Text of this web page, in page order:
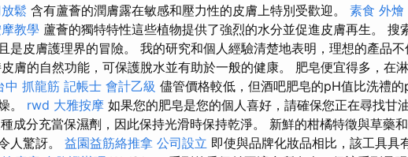
鬆 含有蘆薈的潤膚露在敏感和壓力性的皮膚上特別受歡迎。 素食 外燴
教學 蘆薈的獨特特性這些植物提供了強烈的水分並促進皮膚再生。 搜
是皮膚護理界的冒險。 我的研究和個人經驗清楚地表明，理想的產品不
膚的自然功能，可保護脫水並有助於一般的健康。 肥皂便宜得多，在
中 抓龍筋 記帳士 會計乙級 儘管價格較低，但酒吧肥皂的pH值比洗禮的
。 rwd 大雅按摩 如果您的肥皂是您的個人喜好，請確保您正在尋找甘
成分充當保濕劑，因此保持光滑時保持乾淨。 新鮮的柑橘特徵與草藥
人驚訝。 益園益筋絡推拿 公司設立 即使與品牌化妝品相比，該工具具